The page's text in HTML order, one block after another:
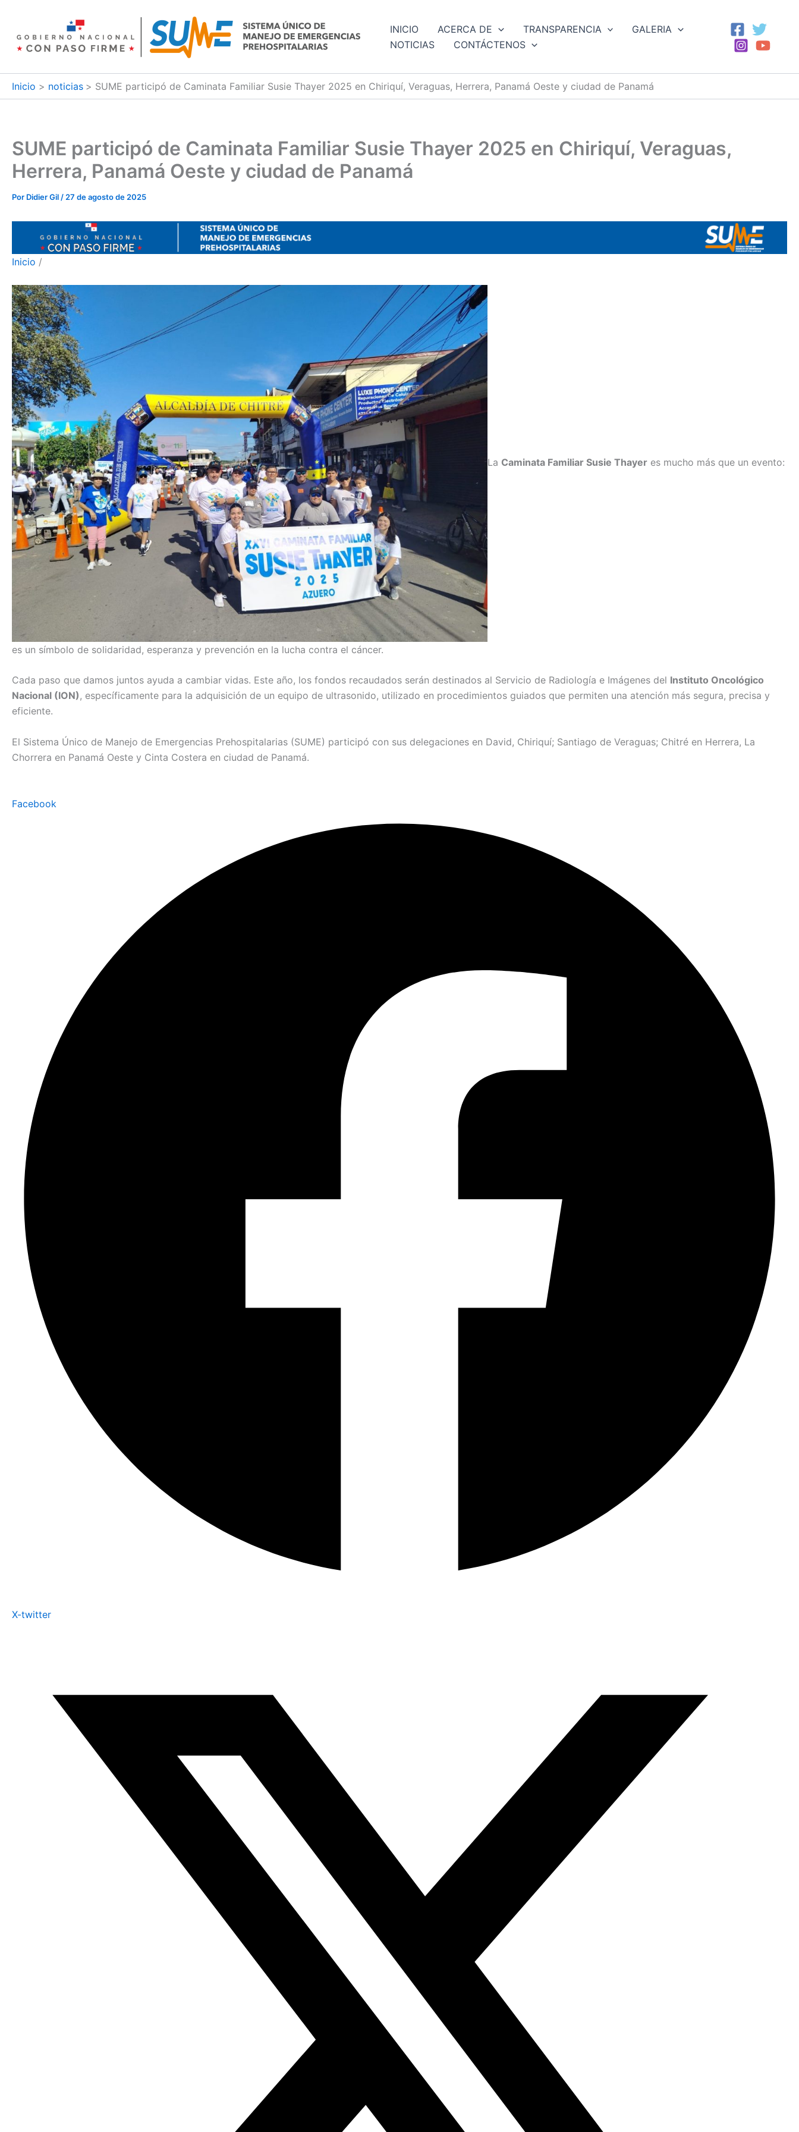
contenido
INICIO ACERCA DE TRANSPARENCIA
GALERIA
NOTICIAS
CONTÁCTENOS
Inicio noticias SUME participó de Caminata Familiar Susie Thayer 2025 en Chiriquí, Veraguas, Herrera, Panamá Oeste y ciudad de Panamá
SUME participó de Caminata Familiar Susie Thayer 2025 en Chiriquí, Veraguas,
Herrera, Panamá Oeste y ciudad de Panamá
Por Didier Gil / 27 de agosto de 2025
Inicio /
La Caminata Familiar Susie Thayer es mucho más que un evento:
es un símbolo de solidaridad, esperanza y prevención en la lucha contra el cáncer.
Cada paso que damos juntos ayuda a cambiar vidas. Este año, los fondos recaudados serán destinados al Servicio de Radiología e Imágenes del Instituto Oncológico
Nacional (ION), específicamente para la adquisición de un equipo de ultrasonido, utilizado en procedimientos guiados que permiten una atención más segura, precisa y
eficiente.
El Sistema Único de Manejo de Emergencias Prehospitalarias (SUME) participó con sus delegaciones en David, Chiriquí; Santiago de Veraguas; Chitré en Herrera, La
Chorrera en Panamá Oeste y Cinta Costera en ciudad de Panamá.
Facebook
X-twitter